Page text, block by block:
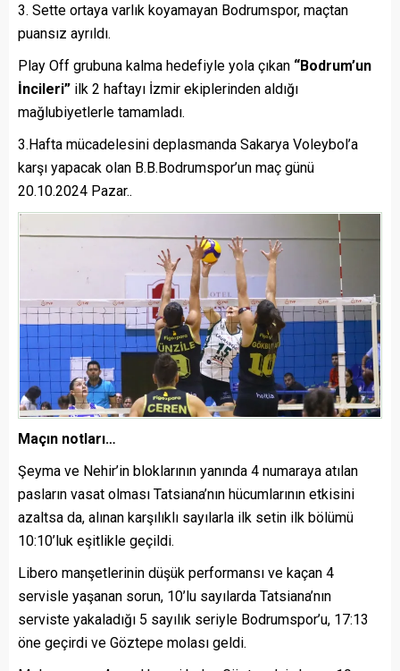
3. Sette ortaya varlık koyamayan Bodrumspor, maçtan
puansız ayrıldı.
Play Off grubuna kalma hedefiyle yola çıkan “Bodrum’un
İncileri” ilk 2 haftayı İzmir ekiplerinden aldığı
mağlubiyetlerle tamamladı.
3.Hafta mücadelesini deplasmanda Sakarya Voleybol’a
karşı yapacak olan B.B.Bodrumspor’un maç günü
20.10.2024 Pazar..
Maçın notları…
Şeyma ve Nehir’in bloklarının yanında 4 numaraya atılan
pasların vasat olması Tatsiana’nın hücumlarının etkisini
azaltsa da, alınan karşılıklı sayılarla ilk setin ilk bölümü
10:10’luk eşitlikle geçildi.
Libero manşetlerinin düşük performansı ve kaçan 4
servisle yaşanan sorun, 10’lu sayılarda Tatsiana’nın
serviste yakaladığı 5 sayılık seriyle Bodrumspor’u, 17:13
öne geçirdi ve Göztepe molası geldi.